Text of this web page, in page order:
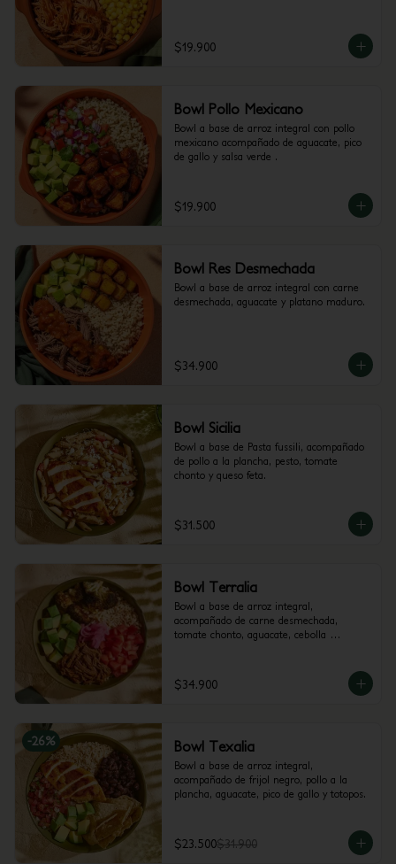
$19.900
Bowl Pollo Mexicano
Bowl a base de arroz integral con pollo
mexicano acompañado de aguacate, pico
de gallo y salsa verde .
$19.900
Bowl Res Desmechada
Bowl a base de arroz integral con carne
desmechada, aguacate y platano maduro.
$34.900
Bowl Sicilia
Bowl a base de Pasta fussili, acompañado
de pollo a la plancha, pesto, tomate
chonto y queso feta.
$31.500
Bowl Terralia
Bowl a base de arroz integral,
acompañado de carne desmechada,
tomate chonto, aguacate, cebolla
$34.900
-26% Bowl Texalia
Bowl a base de arroz integral,
acompañado de frijol negro, pollo a la
plancha, aguacate, pico de gallo y totopos.
$23.500$31.900